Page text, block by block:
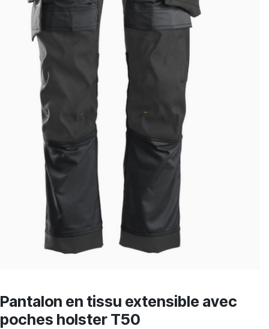
Pantalon en tissu extensible avec
poches holster T50